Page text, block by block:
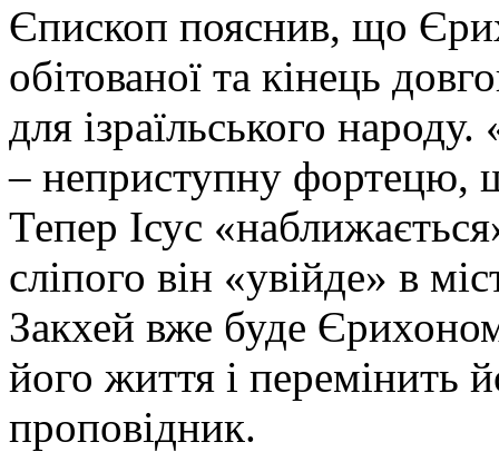
Єпископ пояснив, що
обітованої та кінець
для ізраїльського
– неприступну фортецю,
Тепер Ісус
сліпого він «увійде» в
Закхей вже буде
його життя і
проповідник.